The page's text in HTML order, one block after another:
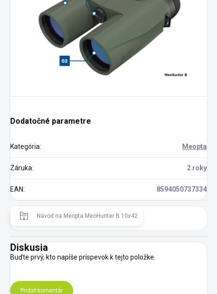
Dodatočné parametre
Kategória: Meopta
Záruka: 2 roky
EAN: 8594050737334
Návod na Meopta MeoHunter B 10x42
Diskusia
Buďte prvý, kto napíše príspevok k tejto položke.
Pridať komentár